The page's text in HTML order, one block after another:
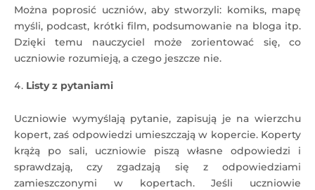
Można poprosić uczniów, aby stworzyli: komiks, mapę
myśli, podcast, krótki film, podsumowanie na bloga itp.
Dzięki temu nauczyciel może zorientować się, co
uczniowie rozumieją, a czego jeszcze nie.
Listy z pytaniami
Uczniowie wymyślają pytanie, zapisują je na wierzchu
kopert, zaś odpowiedzi umieszczają w kopercie. Koperty
krążą po sali, uczniowie piszą własne odpowiedzi i
sprawdzają, czy zgadzają się z odpowiedziami
zamieszczonymi w kopertach. Jeśli uczniowie